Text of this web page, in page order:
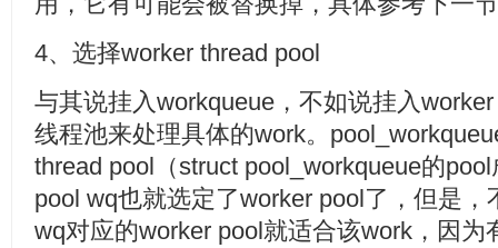
4、选择worker thread pool
与其说挂入workqueue，不如说挂入
线程池来处理具体的work。
thread pool（struct pool_workqueue的
pool wq也就选定了worker pool了，但是
wq对应的worker pool就适合该work，因